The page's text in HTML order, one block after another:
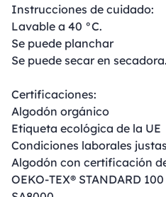
Instrucciones de cuidado:
Lavable a 40 °C.
Se puede planchar
Se puede secar en secadora.
Certificaciones:
Algodón orgánico
Etiqueta ecológica de la UE
Condiciones laborales justas
Algodón con certificación
OEKO-TEX® STANDARD 100